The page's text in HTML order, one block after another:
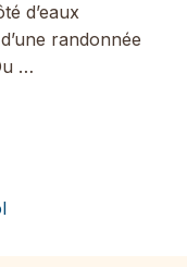
d’eaux
randonnée
…